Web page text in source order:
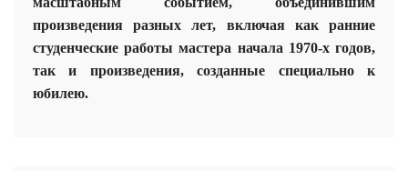
произведения разных лет, включая как ранние
студенческие работы мастера начала 1970-х годов,
так и произведения, созданные специально к
юбилею.